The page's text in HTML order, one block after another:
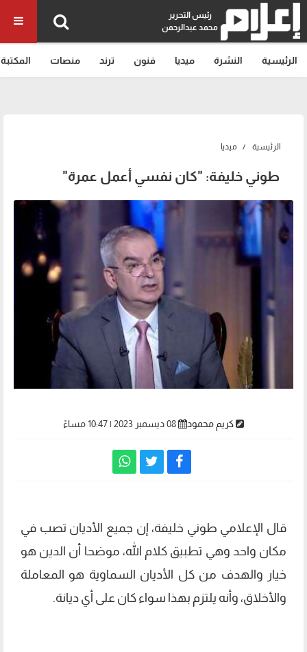
رئيس التحرير
محمد عبدالرحمن
الرئيسية النشرة ميديا فنون ترند منصات المكتبة
الرئيسية ميديا
طوني خليفة: "كان نفسي أعمل عمرة"
كريم محمود
قال الإعلامي طوني خليفة، إن جميع الأديان تصب في
مكان واحد وهي تطبيق كلام الله، موضحا أن الدين هو
خيار والهدف من كل الأديان السماوية هو المعاملة
والأخلاق، وأنه يلتزم بهذا سواء كان على أي ديانة.